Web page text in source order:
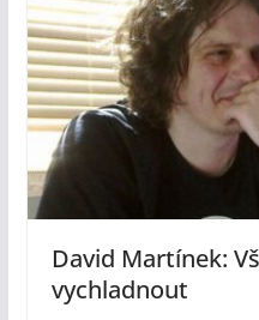
David Martínek:
vychladnout